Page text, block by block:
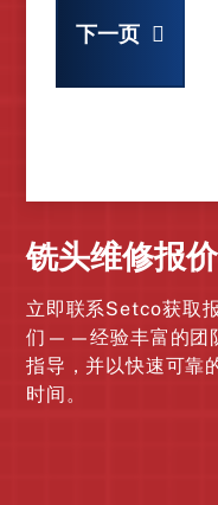
下一页
铣头维修报价
立即联系Setco获取
们——经验丰富的团
指导，并以快速可靠
时间。